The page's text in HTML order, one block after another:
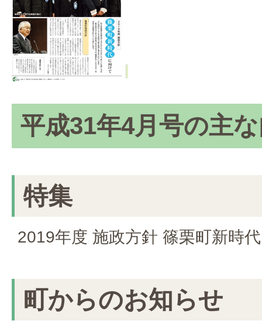
平成31年4月号の主
特集
2019年度 施政方針 篠栗町新時
町からのお知らせ